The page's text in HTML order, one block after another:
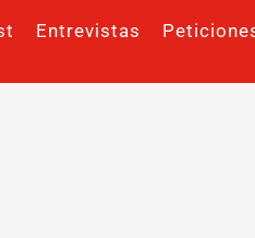
Entrevistas